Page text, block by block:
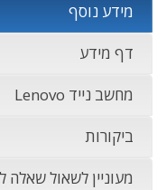
מידע נוסף
דף מידע
מחשב נייד Lenovo
ביקורות
מעוניין לשאול שאלה